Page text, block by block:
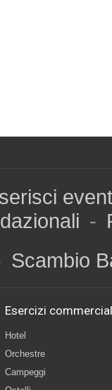
-
Scambio
Esercizi
Hotel
Orchestre
Campeggi